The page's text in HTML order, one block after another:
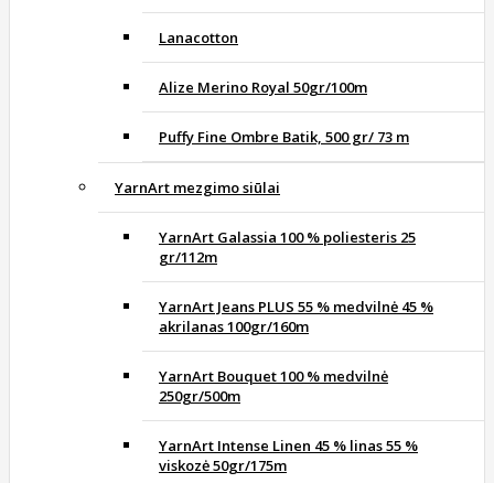
Lanacotton
Alize Merino Royal 50gr/100m
Puffy Fine Ombre Batik, 500 gr/ 73 m
YarnArt mezgimo siūlai
YarnArt Galassia 100 % poliesteris 25
gr/112m
YarnArt Jeans PLUS 55 % medvilnė 45 %
akrilanas 100gr/160m
YarnArt Bouquet 100 % medvilnė
250gr/500m
YarnArt Intense Linen 45 % linas 55 %
viskozė 50gr/175m